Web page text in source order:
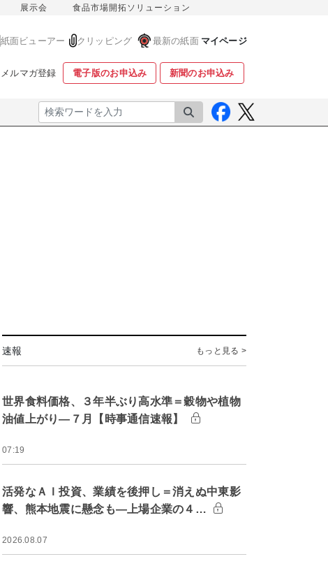
展示会 食品市場開拓ソリューション
紙面ビューアー クリッピング 最新の紙面 マイページ
メルマガ登録 電子版のお申込み 新聞のお申込み
検索
速報 もっと見る >
世界食料価格、３年半ぶり高水準＝穀物や植物
油値上がり―７月【時事通信速報】
07:19
活発なＡＩ投資、業績を後押し＝消えぬ中東影
響、熊本地震に懸念も―上場企業の４…
2026.08.07